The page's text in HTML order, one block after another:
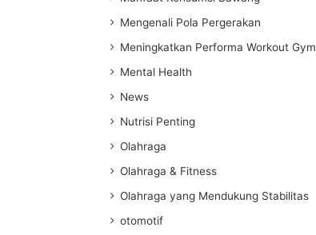
Mengenali Pola Pergerakan
Meningkatkan Performa Workout Gym
Mental Health
News
Nutrisi Penting
Olahraga
Olahraga & Fitness
Olahraga yang Mendukung Stabilitas
otomotif